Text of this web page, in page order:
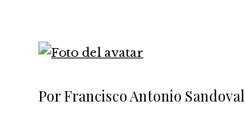
Por Francisco Antonio Sandoval